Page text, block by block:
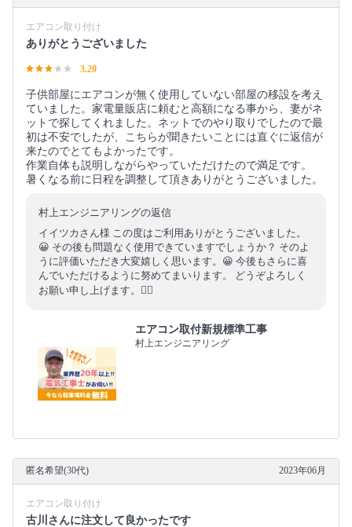
エアコン取り付け
ありがとうございました
3.20
子供部屋にエアコンが無く使用していない部屋の移設を考え
ていました。家電量販店に頼むと高額になる事から、妻がネ
ットで探してくれました。ネットでのやり取りでしたので最
初は不安でしたが、こちらが聞きたいことには直ぐに返信が
来たのでとてもよかったです。
作業自体も説明しながらやっていただけたので満足です。
暑くなる前に日程を調整して頂きありがとうございました。
村上エンジニアリングの返信
イイツカさん様 この度はご利用ありがとうございました。
😀 その後も問題なく使用できていますでしょうか？ そのよ
うに評価いただき大変嬉しく思います。😀 今後もさらに喜
んでいただけるように努めてまいります。 どうぞよろしく
お願い申し上げます。🙇‍♂️
エアコン取付新規標準工事
村上エンジニアリング
匿名希望(30代) 2023年06月
エアコン取り付け
古川さんに注文して良かったです